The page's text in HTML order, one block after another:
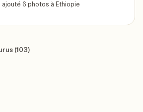
ajouté 6 photos à Ethiopie
(103)